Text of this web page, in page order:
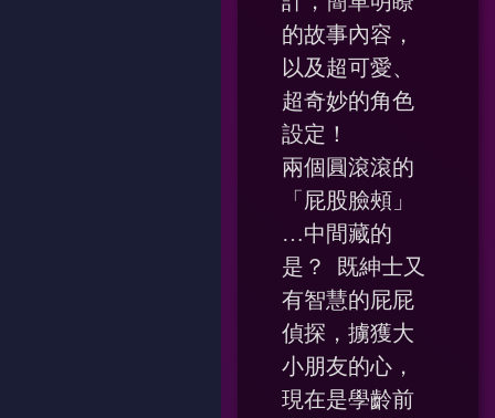
的故事內容，
以及超可愛、
超奇妙的角色
設定！
兩個圓滾滾的
「屁股臉頰」
…中間藏的
是？ 既紳士又
有智慧的屁屁
偵探，擄獲大
小朋友的心，
現在是學齡前